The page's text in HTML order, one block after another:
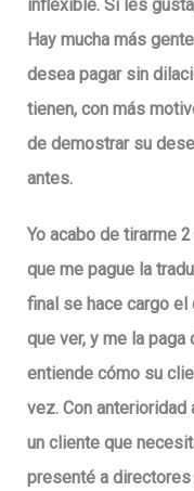
inflexible. Si les
Hay mucha más
desea pagar sin
tienen, con más
de demostrar su
antes.
Yo acabo de tirarme
que me pague la
final se hace cargo el
que ver, y me la
entiende cómo su
vez. Con anterioridad
un cliente que
presenté a directores